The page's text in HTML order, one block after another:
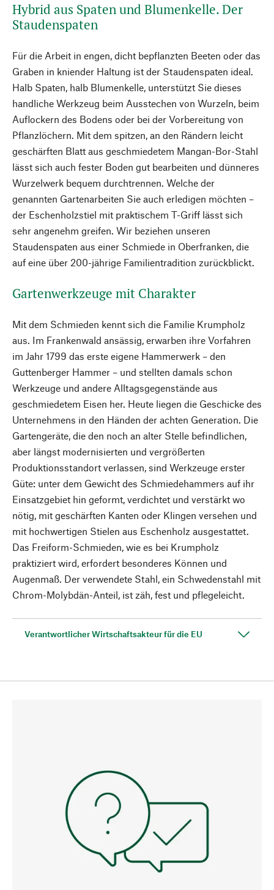
Hybrid aus Spaten und Blumenkelle. Der
Staudenspaten
Für die Arbeit in engen, dicht bepflanzten Beeten oder das
Graben in kniender Haltung ist der Staudenspaten ideal.
Halb Spaten, halb Blumenkelle, unterstützt Sie dieses
handliche Werkzeug beim Ausstechen von Wurzeln, beim
Auflockern des Bodens oder bei der Vorbereitung von
Pflanzlöchern. Mit dem spitzen, an den Rändern leicht
geschärften Blatt aus geschmiedetem Mangan-Bor-Stahl
lässt sich auch fester Boden gut bearbeiten und dünneres
Wurzelwerk bequem durchtrennen. Welche der
genannten Gartenarbeiten Sie auch erledigen möchten –
der Eschenholzstiel mit praktischem T-Griff lässt sich
sehr angenehm greifen. Wir beziehen unseren
Staudenspaten aus einer Schmiede in Oberfranken, die
auf eine über 200-jährige Familientradition zurückblickt.
Gartenwerkzeuge mit Charakter
Mit dem Schmieden kennt sich die Familie Krumpholz
aus. Im Frankenwald ansässig, erwarben ihre Vorfahren
im Jahr 1799 das erste eigene Hammerwerk – den
Guttenberger Hammer – und stellten damals schon
Werkzeuge und andere Alltagsgegenstände aus
geschmiedetem Eisen her. Heute liegen die Geschicke des
Unternehmens in den Händen der achten Generation. Die
Gartengeräte, die den noch an alter Stelle befindlichen,
aber längst modernisierten und vergrößerten
Produktionsstandort verlassen, sind Werkzeuge erster
Güte: unter dem Gewicht des Schmiedehammers auf ihr
Einsatzgebiet hin geformt, verdichtet und verstärkt wo
nötig, mit geschärften Kanten oder Klingen versehen und
mit hochwertigen Stielen aus Eschenholz ausgestattet.
Das Freiform-Schmieden, wie es bei Krumpholz
praktiziert wird, erfordert besonderes Können und
Augenmaß. Der verwendete Stahl, ein Schwedenstahl mit
Chrom-Molybdän-Anteil, ist zäh, fest und pflegeleicht.
Verantwortlicher Wirtschaftsakteur für die EU